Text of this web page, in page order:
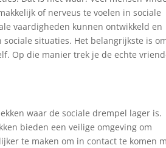
of nerveus te voelen in sociale
vaardigheden kunnen ontwikkeld en
situaties. Het belangrijkste is
Op die manier trek je de echte
waar de sociale drempel lager is.
bieden een veilige omgeving om
te maken om in contact te komen